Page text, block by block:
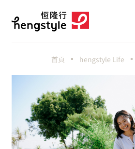
首頁 hengstyle Life